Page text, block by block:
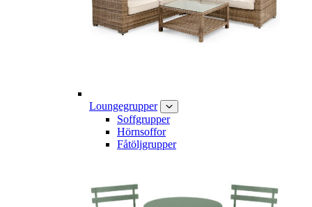
Loungegrupper
Soffgrupper
Hörnsoffor
Fåtöljgrupper